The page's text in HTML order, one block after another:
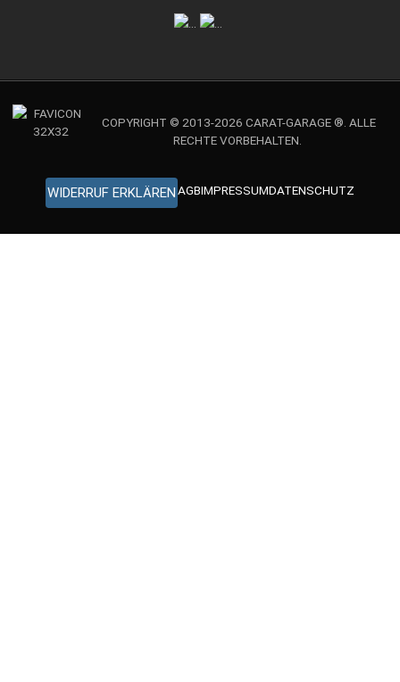
COPYRIGHT © 2013-2026 CARAT-GARAGE ®. ALLE
RECHTE VORBEHALTEN.
WIDERRUF ERKLÄRENAGBIMPRESSUMDATENSCHUTZ